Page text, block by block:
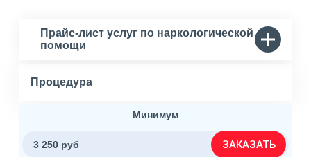
Прайс-лист услуг по наркологической
помощи
Процедура
Минимум
3 250 руб ЗАКАЗАТЬ